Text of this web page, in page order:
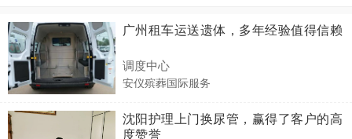
广州租车运送遗体，多年经验值得信赖
调度中心
安仪殡葬国际服务
沈阳护理上门换尿管，赢得了客户的高
度赞誉